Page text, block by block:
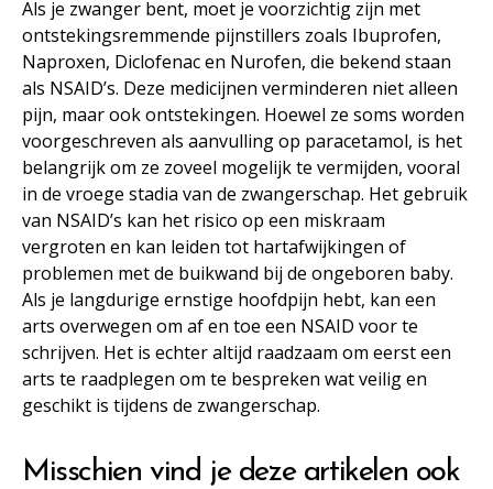
Als je zwanger bent, moet je voorzichtig zijn met
ontstekingsremmende pijnstillers zoals Ibuprofen,
Naproxen, Diclofenac en Nurofen, die bekend staan
als NSAID’s. Deze medicijnen verminderen niet alleen
pijn, maar ook ontstekingen. Hoewel ze soms worden
voorgeschreven als aanvulling op paracetamol, is het
belangrijk om ze zoveel mogelijk te vermijden, vooral
in de vroege stadia van de zwangerschap. Het gebruik
van NSAID’s kan het risico op een miskraam
vergroten en kan leiden tot hartafwijkingen of
problemen met de buikwand bij de ongeboren baby.
Als je langdurige ernstige hoofdpijn hebt, kan een
arts overwegen om af en toe een NSAID voor te
schrijven. Het is echter altijd raadzaam om eerst een
arts te raadplegen om te bespreken wat veilig en
geschikt is tijdens de zwangerschap.
Misschien vind je deze artikelen ook